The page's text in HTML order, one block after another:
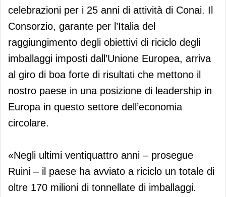
celebrazioni per i 25 anni di attività di Conai. Il
Consorzio, garante per l’Italia del
raggiungimento degli obiettivi di riciclo degli
imballaggi imposti dall’Unione Europea, arriva
al giro di boa forte di risultati che mettono il
nostro paese in una posizione di leadership in
Europa in questo settore dell’economia
circolare.
«Negli ultimi ventiquattro anni – prosegue
Ruini – il paese ha avviato a riciclo un totale di
oltre 170 milioni di tonnellate di imballaggi.